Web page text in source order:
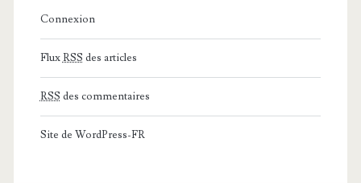
Connexion
FluxRSS des articles
RSS des commentaires
Site de WordPress-FR